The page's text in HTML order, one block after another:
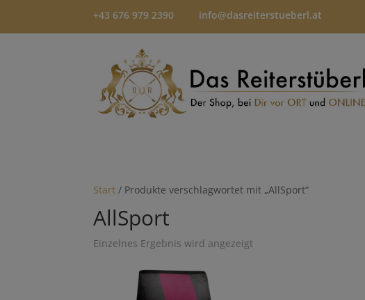
+43 676 979 2390 info@dasreiterstueberl.at
Start / Produkte verschlagwortet mit „AllSport“
AllSport
Einzelnes Ergebnis wird angezeigt